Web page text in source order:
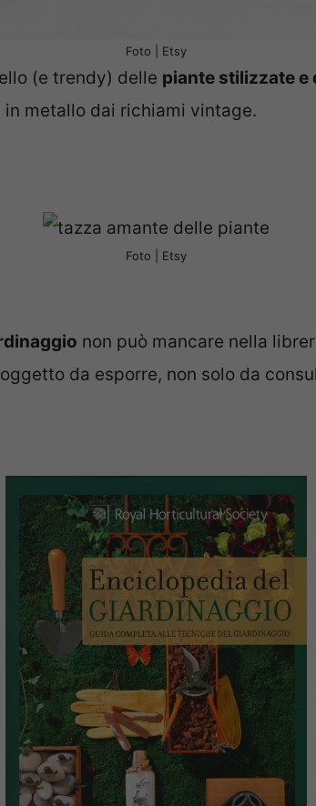
Foto | Etsy
(e trendy) delle piante stilizzate e
metallo dai richiami vintage.
Foto | Etsy
non può mancare nella
da esporre, non solo da